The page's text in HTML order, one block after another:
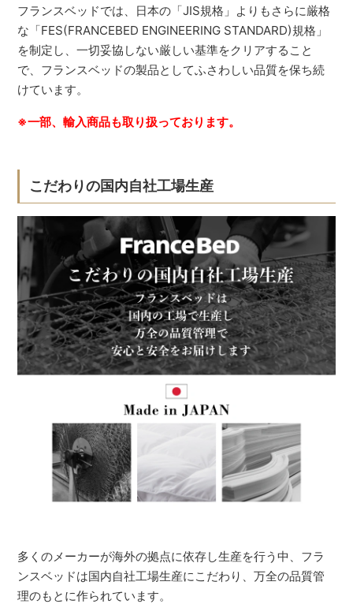
フランスベッドでは、日本の「JIS規格」よりもさらに厳格
な「FES(FRANCEBED ENGINEERING STANDARD)規格」
を制定し、一切妥協しない厳しい基準をクリアすること
で、フランスベッドの製品としてふさわしい品質を保ち続
けています。
※一部、輸入商品も取り扱っております。
こだわりの国内自社工場生産
多くのメーカーが海外の拠点に依存し生産を行う中、フラ
ンスベッドは国内自社工場生産にこだわり、万全の品質管
理のもとに作られています。